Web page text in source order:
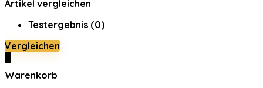
Artikel vergleichen
Testergebnis (0)
Vergleichen
Warenkorb